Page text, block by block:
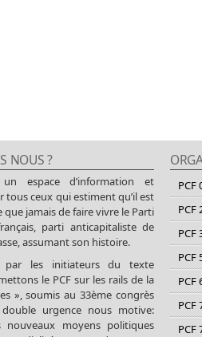
NOUS ?
espace d’information et
tous ceux qui estiment qu’il est
que jamais de faire vivre le Parti
parti anticapitaliste de
assumant son histoire.
les initiateurs du texte
le PCF sur les rails de la
», soumis au 33ème congrès
urgence nous motive:
nouveaux moyens politiques
PCF
PCF
PCF
PCF
PCF
PCF